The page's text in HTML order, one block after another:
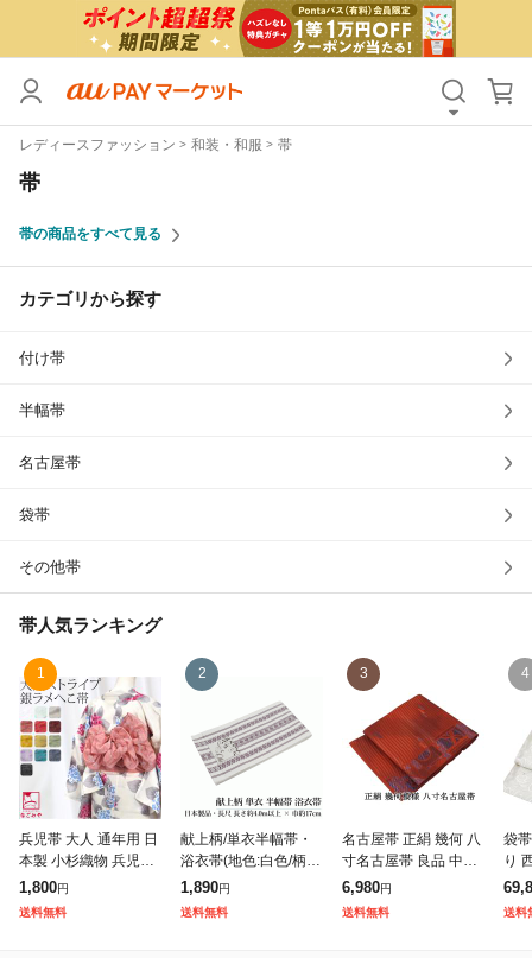
レディースファッション 和装・和服 帯
帯
帯の商品をすべて見る
カテゴリから探す
付け帯
半幅帯
名古屋帯
袋帯
その他帯
帯人気ランキング
1
兵児帯 大人 通年用 日
本製 小杉織物 兵児帯
ラメ しわ ふわ ストラ
イプ 長尺 へこ帯 へこ
1,800円
送料無料
2
献上柄/単衣半幅帯・
浴衣帯(地色:白色/柄:
紫色/半幅帯/織柄/日本
製品)
1,890円
送料無料
3
名古屋帯 正絹 幾何 八
寸名古屋帯 良品 中古
リサイクル カジュア
ル 着物 h4191
6,980円
送料無料
4
袋
り
明
コ
送料
カテゴリ すべて
価格
Pontaパス特典対象すべて
サンキュー配送対象
除外ワード